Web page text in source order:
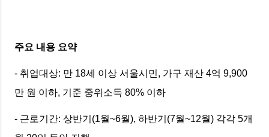
주요 내용 요약
- 취업대상: 만 18세 이상 서울시민, 가구 재산 4억 9,900
만 원 이하, 기준 중위소득 80% 이하
- 근로기간: 상반기(1월~6월), 하반기(7월~12월) 각각 5개